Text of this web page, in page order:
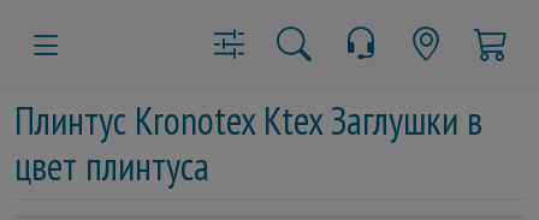
Плинтус Kronotex Ktex Заглушки в
цвет плинтуса